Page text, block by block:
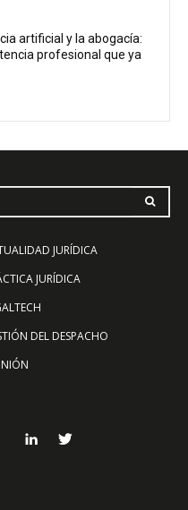
artificial y la abogacía:
profesional que ya
JURÍDICA
JURÍDICA
DEL DESPACHO